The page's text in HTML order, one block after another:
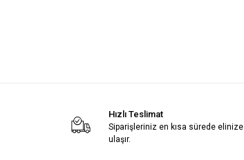
Hızlı Teslimat
Siparişleriniz en kısa sürede elinize
ulaşır.